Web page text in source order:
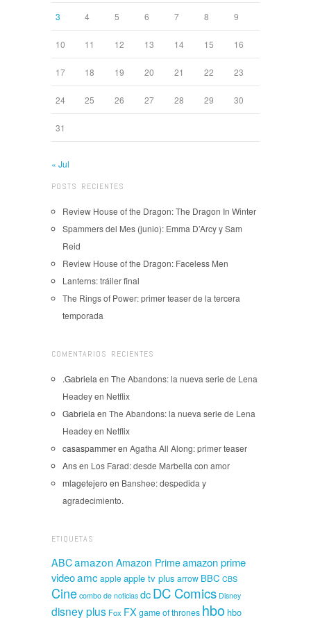
3 4 5 6 7 8 9
10 11 12 13 14 15 16
17 18 19 20 21 22 23
24 25 26 27 28 29 30
31
« Jul
POSTS RECIENTES
Review House of the Dragon: The Dragon In Winter
Spammers del Mes (junio): Emma D’Arcy y Sam
Reid
Review House of the Dragon: Faceless Men
Lanterns: tráiler final
The Rings of Power: primer teaser de la tercera
temporada
COMENTARIOS RECIENTES
.Gabriela en The Abandons: la nueva serie de Lena
Headey en Netflix
Gabriela en The Abandons: la nueva serie de Lena
Headey en Netflix
casaspammeren Agatha All Along: primer teaser
Ansen Los Farad: desde Marbella con amor
mlagetejero en Banshee: despedida y
agradecimiento.
ETIQUETAS
ABCamazon Amazon Primeamazon prime
videoamcapple apple tv plus arrow BBC CBS
Cine combo de noticias dcDC Comics Disney
disney plus Fox FX game of thrones hbo hbo